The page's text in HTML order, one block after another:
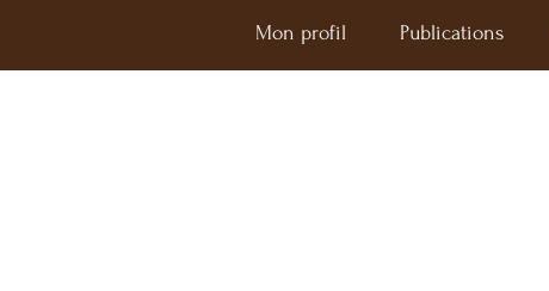
Mon profil Publications